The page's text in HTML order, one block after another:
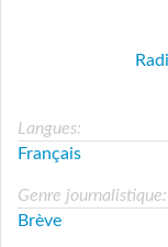
Langues:
Français
Genre journalistique:
Brève